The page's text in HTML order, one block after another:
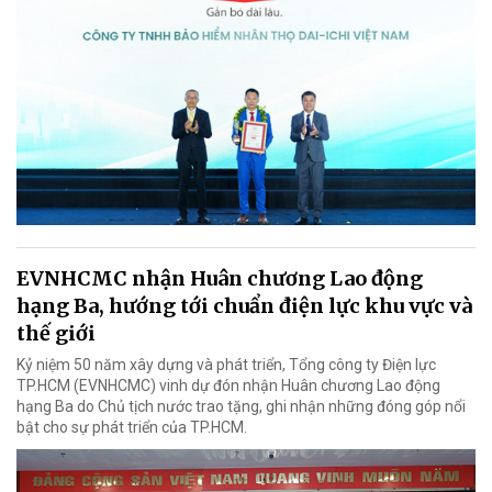
EVNHCMC nhận Huân chương Lao động
hạng Ba, hướng tới chuẩn điện lực khu vực và
thế giới
Kỷ niệm 50 năm xây dựng và phát triển, Tổng công ty Điện lực
TP.HCM (EVNHCMC) vinh dự đón nhận Huân chương Lao động
hạng Ba do Chủ tịch nước trao tặng, ghi nhận những đóng góp nổi
bật cho sự phát triển của TP.HCM.